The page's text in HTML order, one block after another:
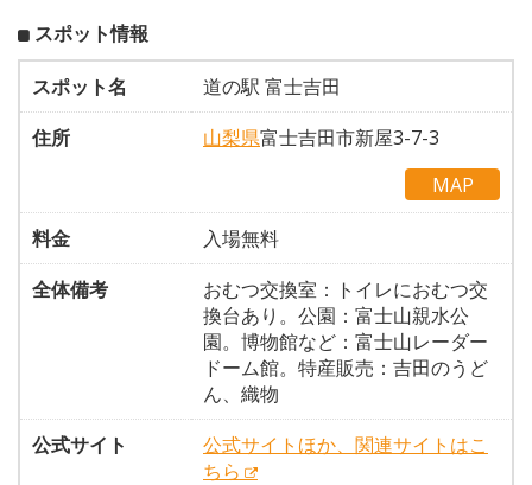
スポット情報
スポット名
道の駅 富士吉田
住所
山梨県富士吉田市新屋3-7-3
MAP
料金
入場無料
全体備考
おむつ交換室：トイレにおむつ交
換台あり。公園：富士山親水公
園。博物館など：富士山レーダー
ドーム館。特産販売：吉田のうど
ん、織物
公式サイト
公式サイトほか、関連サイトはこ
ちら